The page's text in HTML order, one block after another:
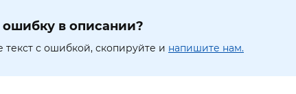
в описании?
текст с ошибкой, скопируйте и напишите нам.